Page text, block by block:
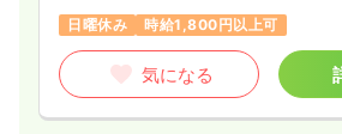
日曜休み
時給1,800円以上可
気になる